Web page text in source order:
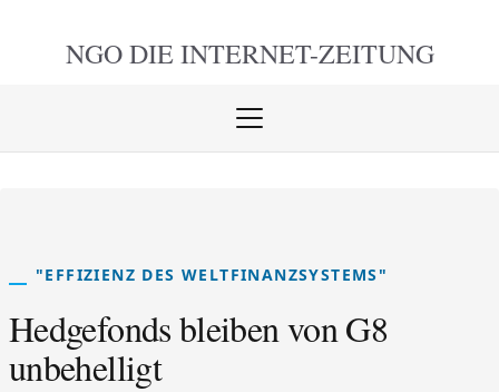
NGO DIE INTERNET-ZEITUNG
Menü
"EFFIZIENZ DES WELTFINANZSYSTEMS"
Hedgefonds bleiben von G8
unbehelligt